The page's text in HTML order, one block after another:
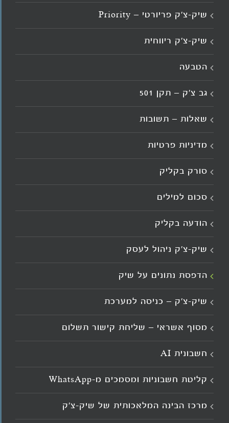
שיק-צ'ק פריורטי – Priority
שיק-צ'ק ריווחית
הטבעה
גב צ’ק – תקן 501
שאלות – תשובות
מדיניות פרטיות
סורק בקליק
סכום למילים
הודעה בקליק
שיק-צ'ק ניהול לעסק
הדפסת נתונים על שיק
שיק-צ'ק – כניסה למערכת
מסוף אשראי – שליחת קישור תשלום
חשבונית AI
קליטת חשבוניות ומסמכים מ־WhatsApp
מרכז הבינה המלאכותית של שיק-צ'ק